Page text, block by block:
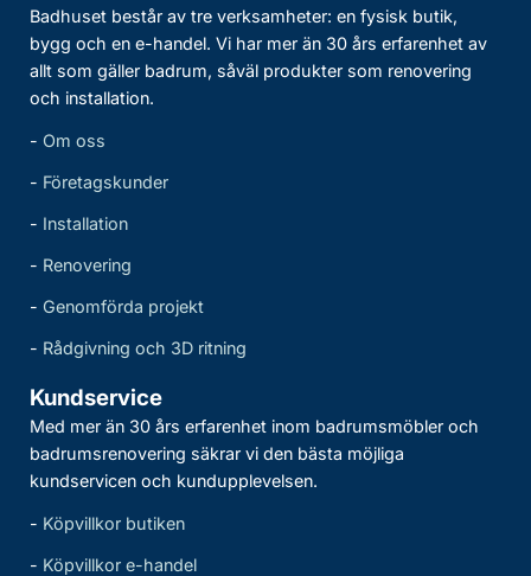
Badhuset består av tre verksamheter: en fysisk butik,
bygg och en e-handel. Vi har mer än 30 års erfarenhet av
allt som gäller badrum, såväl produkter som renovering
och installation.
- Om oss
- Företagskunder
- Installation
- Renovering
- Genomförda projekt
- Rådgivning och 3D ritning
Kundservice
Med mer än 30 års erfarenhet inom badrumsmöbler och
badrumsrenovering säkrar vi den bästa möjliga
kundservicen och kundupplevelsen.
- Köpvillkor butiken
- Köpvillkor e-handel